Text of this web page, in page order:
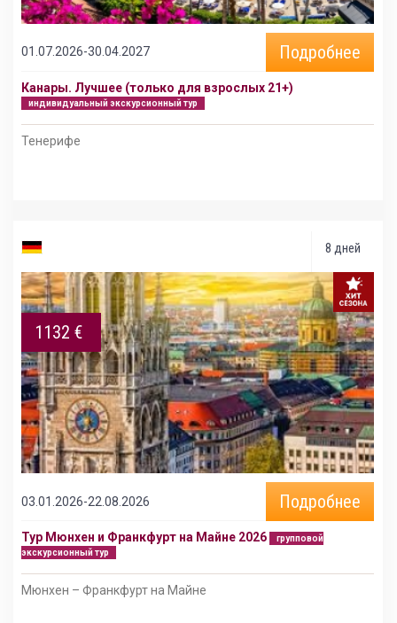
01.07.2026-30.04.2027 Подробнее
Канары. Лучшее (только для взрослых 21+)
индивидуальный экскурсионный тур
Тенерифе
8 дней
1132 €
03.01.2026-22.08.2026 Подробнее
Тур Мюнхен и Франкфурт на Майне 2026
групповой
экскурсионный тур
Мюнхен – Франкфурт на Майне